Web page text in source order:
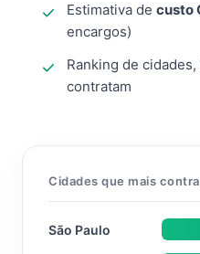
Estimativa de custo
encargos)
Ranking de
contratam
Cidades que mais
São Paulo